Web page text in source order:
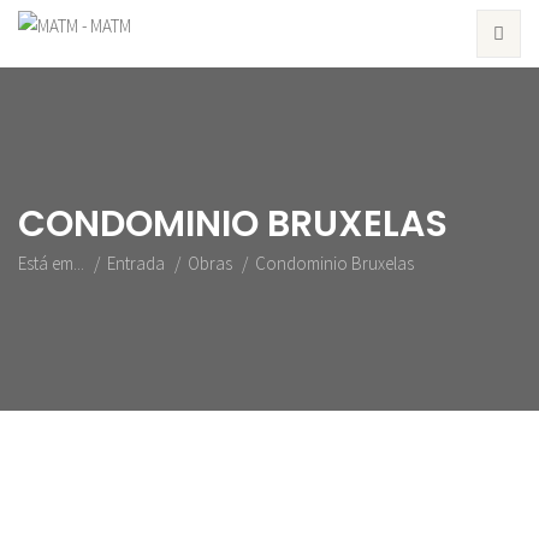
CONDOMINIO BRUXELAS
Está em... Entrada Obras Condominio Bruxelas